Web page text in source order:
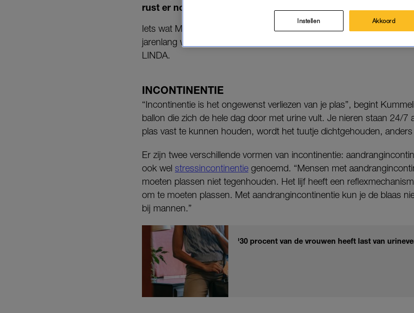
rust er nog altijd een taboe op.
Iets wat Maxime Kummeling, uroloog bij het LUMC, eeuwig zonde
jarenlang wachten om naar de arts te stappen. “Er zijn veel
LINDA.
INCONTINENTIE
“Incontinentie is het ongewenst verliezen van je plas”, begint
ballon die zich de hele dag door met urine vult. Je nieren staan 24/
plas vast te kunnen houden, wordt het tuutje dichtgehouden, anders
Er zijn twee verschillende vormen van incontinentie:
ook wel stressincontinentie genoemd. “Mensen met
moeten plassen niet tegenhouden. Het lijf heeft een
om te moeten plassen. Met aandrangincontinentie kun je de blaas
bij mannen.”
'30 procent van de vrouwen heeft last van
Instellen Akkoord